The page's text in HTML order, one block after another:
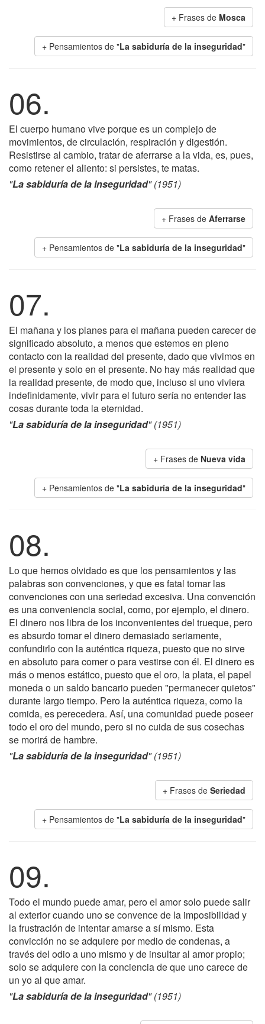
+ Frases de Mosca
+ Pensamientos de "La sabiduría de la inseguridad"
06.
El cuerpo humano vive porque es un complejo de
movimientos, de circulación, respiración y digestión.
Resistirse al cambio, tratar de aferrarse a la vida, es, pues,
como retener el aliento: si persistes, te matas.
"La sabiduría de la inseguridad" (1951)
+ Frases de Aferrarse
+ Pensamientos de "La sabiduría de la inseguridad"
07.
El mañana y los planes para el mañana pueden carecer de
significado absoluto, a menos que estemos en pleno
contacto con la realidad del presente, dado que vivimos en
el presente y solo en el presente. No hay más realidad que
la realidad presente, de modo que, incluso si uno viviera
indefinidamente, vivir para el futuro sería no entender las
cosas durante toda la eternidad.
"La sabiduría de la inseguridad" (1951)
+ Frases de Nueva vida
+ Pensamientos de "La sabiduría de la inseguridad"
08.
Lo que hemos olvidado es que los pensamientos y las
palabras son convenciones, y que es fatal tomar las
convenciones con una seriedad excesiva. Una convención
es una conveniencia social, como, por ejemplo, el dinero.
El dinero nos libra de los inconvenientes del trueque, pero
es absurdo tomar el dinero demasiado seriamente,
confundirlo con la auténtica riqueza, puesto que no sirve
en absoluto para comer o para vestirse con él. El dinero es
más o menos estático, puesto que el oro, la plata, el papel
moneda o un saldo bancario pueden "permanecer quietos"
durante largo tiempo. Pero la auténtica riqueza, como la
comida, es perecedera. Así, una comunidad puede poseer
todo el oro del mundo, pero si no cuida de sus cosechas
se morirá de hambre.
"La sabiduría de la inseguridad" (1951)
+ Frases de Seriedad
+ Pensamientos de "La sabiduría de la inseguridad"
09.
Todo el mundo puede amar, pero el amor solo puede salir
al exterior cuando uno se convence de la imposibilidad y
la frustración de intentar amarse a sí mismo. Esta
convicción no se adquiere por medio de condenas, a
través del odio a uno mismo y de insultar al amor propio;
solo se adquiere con la conciencia de que uno carece de
un yo al que amar.
"La sabiduría de la inseguridad" (1951)